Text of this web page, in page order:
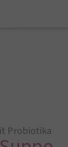
Probiotika